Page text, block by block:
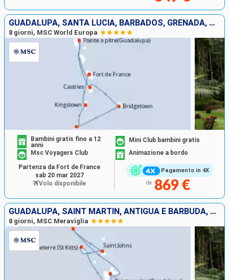
GUADALUPA, SANTA LUCIA, BARBADOS, GRENADA, SAINT-VINCENT E LE GRENADINE, MARTINICA
8 giorni, MSC World Europa
Pagamento in 4X
Bambini gratis fino a 12
anni
Mini Club bambini gratis
Msc Voyagers Club
Animazione a bordo
da 869 €
Partenza da Fort de France
sab 20 mar 2027
Volo disponibile
GUADALUPA, SAINT MARTIN, ANTIGUA E BARBUDA, SAN CRISTOFORO E NEVIS, DOMINICA, MARTINICA
8 giorni, MSC Meraviglia